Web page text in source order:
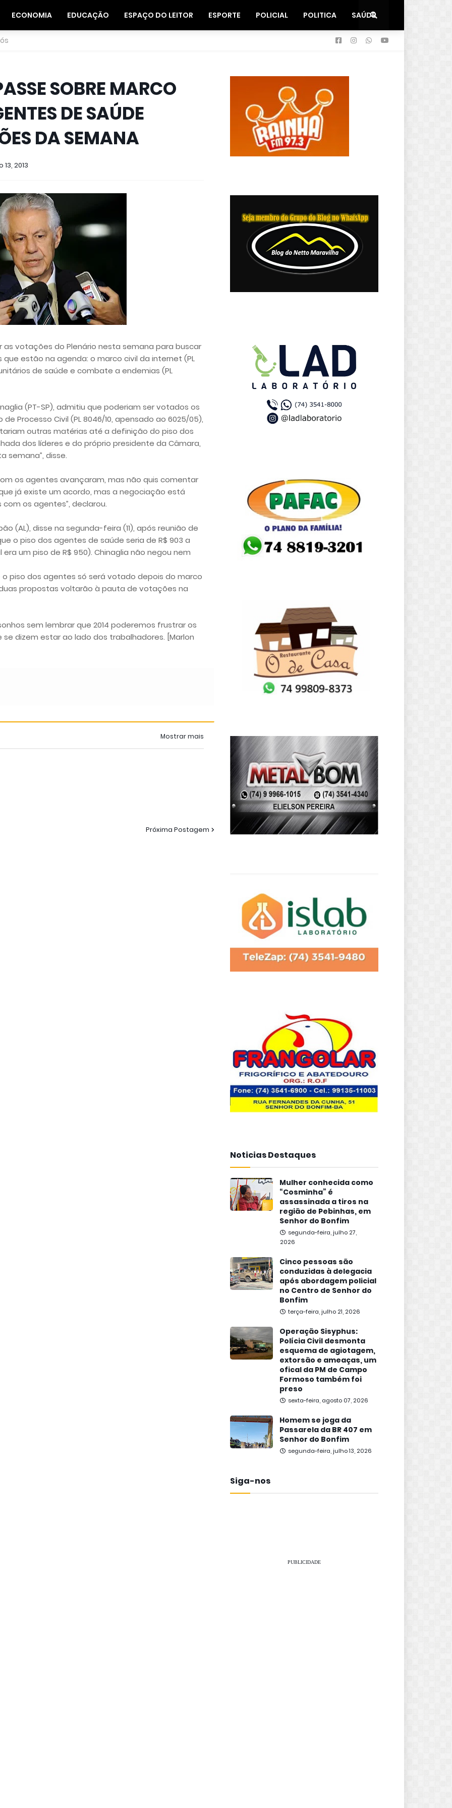
ECONOMIA EDUCAÇÃO ESPAÇO DO LEITOR ESPORTE POLICIAL POLITICA SAÚDE
SOBRE MARCO
DE SAÚDE
DA SEMANA
2013
as votações do Plenário nesta semana para buscar
estão na agenda: o marco civil da internet (PL
de saúde e combate a endemias (PL
(PT-SP), admitiu que poderiam ser votados os
Processo Civil (PL 8046/10, apensado ao 6025/05),
outras matérias até a definição do piso dos
dos líderes e do próprio presidente da Câmara,
semana”, disse.
os agentes avançaram, mas não quis comentar
já existe um acordo, mas a negociação está
os agentes”, declarou.
(AL), disse na segunda-feira (11), após reunião de
o piso dos agentes de saúde seria de R$ 903 a
um piso de R$ 950). Chinaglia não negou nem
piso dos agentes só será votado depois do marco
propostas voltarão à pauta de votações na
sem lembrar que 2014 poderemos frustrar os
dizem estar ao lado dos trabalhadores. [Marlon
Mostrar mais
Próxima Postagem
Noticias Destaques
Mulher conhecida como
“Cosminha” é
assassinada a tiros na
região de Pebinhas, em
Senhor do Bonfim
segunda-feira, julho 27,
2026
Cinco pessoas são
conduzidas à delegacia
após abordagem policial
no Centro de Senhor do
Bonfim
terça-feira, julho 21, 2026
Operação Sisyphus:
Polícia Civil desmonta
esquema de agiotagem,
extorsão e ameaças, um
ofical da PM de Campo
Formoso também foi
preso
sexta-feira, agosto 07, 2026
Homem se joga da
Passarela da BR 407 em
Senhor do Bonfim
segunda-feira, julho 13, 2026
Siga-nos
PUBLICIDADE